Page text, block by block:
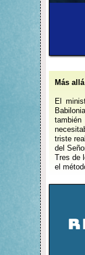
Más
El
triste
del
Tres de
el